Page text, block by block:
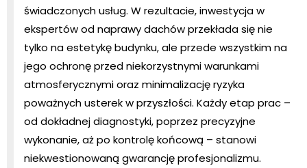
świadczonych usług. W rezultacie, inwestycja w
ekspertów od naprawy dachów przekłada się nie
tylko na estetykę budynku, ale przede wszystkim na
jego ochronę przed niekorzystnymi warunkami
atmosferycznymi oraz minimalizację ryzyka
poważnych usterek w przyszłości. Każdy etap prac –
od dokładnej diagnostyki, poprzez precyzyjne
wykonanie, aż po kontrolę końcową – stanowi
niekwestionowaną gwarancję profesjonalizmu.